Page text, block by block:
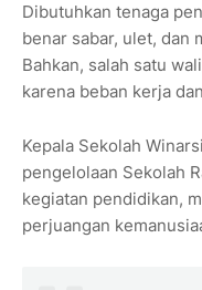
Dibutuhkan tenaga
benar sabar, ulet, dan
Bahkan, salah satu
karena beban kerja
Kepala Sekolah
pengelolaan Sekolah
kegiatan pendidikan,
perjuangan